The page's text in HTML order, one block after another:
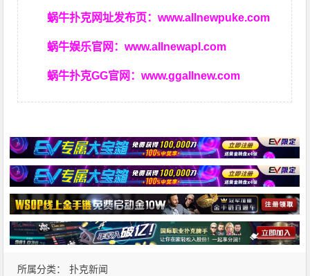
蜗牛扑克网址发布页：www.allnewpuke.com
蜗牛娱乐官网：www.allnewapl.com
蜗牛扑克GG官网：www.ggallnew.com
所属分类： 扑克新闻